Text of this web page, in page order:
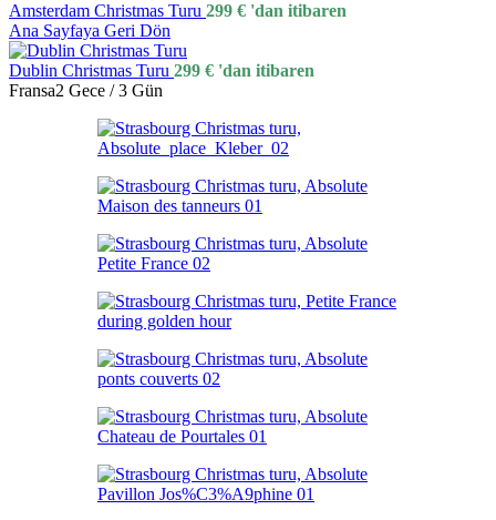
Amsterdam Christmas Turu 299 € 'dan itibaren
Ana Sayfaya Geri Dön
Dublin Christmas Turu 299 € 'dan itibaren
Fransa2 Gece / 3 Gün